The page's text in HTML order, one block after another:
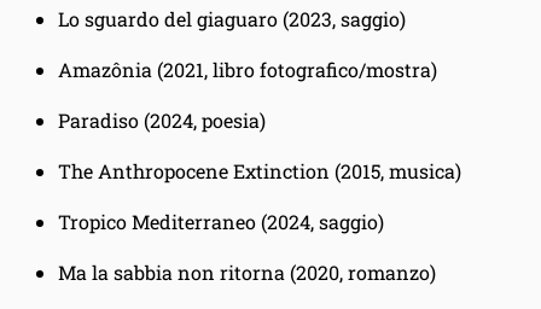
Lo sguardo del giaguaro (2023, saggio)
Amazônia (2021, libro fotografico/mostra)
Paradiso (2024, poesia)
The Anthropocene Extinction (2015, musica)
Tropico Mediterraneo (2024, saggio)
Ma la sabbia non ritorna (2020, romanzo)